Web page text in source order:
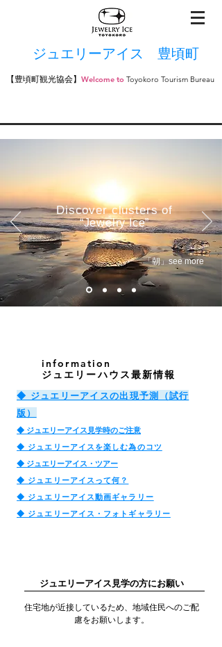
ジュエリーアイス 豊頃町
【豊頃町観光協会】 Welcome to ​Toyokoro Tourism Bureau
Discover clusters of
“Jewelry Ice”
「朝」see more
​information
ジュエリーハウス最新情報
◆ ジュエリーアイスの出現予測（試行
版）
​◆ ジュエリーアイス見学時のご注意
◆ ジュエリーアイスを楽しむ為のコツ
◆ ジュエリーアイス・ ツアー
◆ ジュエリーアイスって何？
​◆ ジュエリーアイス動画ギャラリー
◆ ジュエリーアイス・フォトギャラリー
​ジュエリーアイス見学の方にお願い
​住宅地が近接しているため、地域住民へのご配
慮をお願いします。